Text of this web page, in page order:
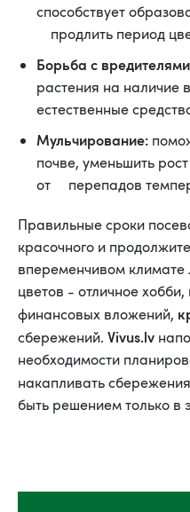
способствует
продлить период
Борьба с
растения на наличие
естественные
Мульчирование:
почве, уменьшить
от перепадов
Правильные сроки
красочного и
впеременчивом
цветов - отличное
финансовых вложений,
сбережений. Vivus.lv
необходимости
накапливать
быть решением только в